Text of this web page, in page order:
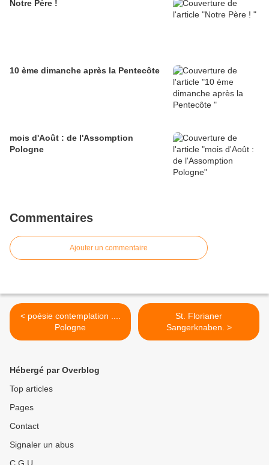
Notre Père !
10 ème dimanche après la Pentecôte
mois d'Août : de l'Assomption
Pologne
Commentaires
Ajouter un commentaire
< poésie contemplation ....
Pologne
St. Florianer
Sangerknaben. >
Hébergé par Overblog
Top articles
Pages
Contact
Signaler un abus